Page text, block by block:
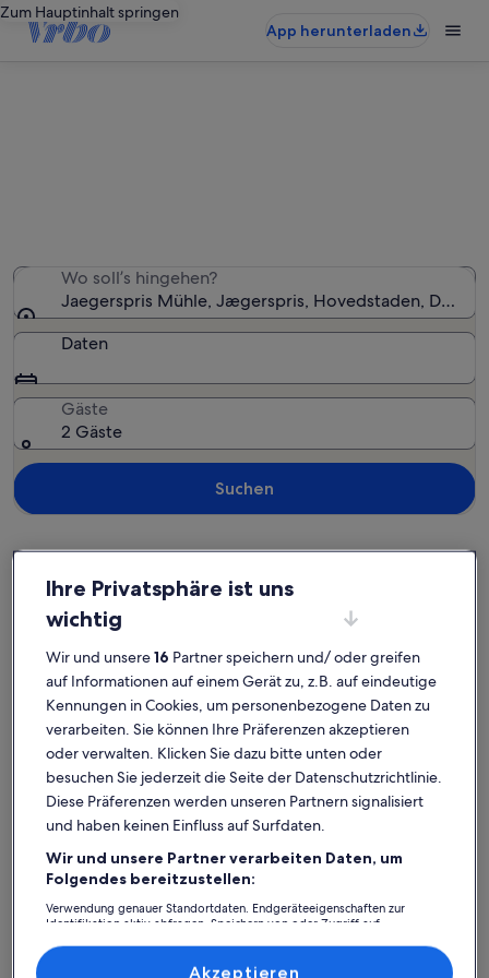
Zum Hauptinhalt springen
App herunterladen
Wo soll’s hingehen?
Jaegerspris Mühle, Jægerspris, Hovedstaden,
Daten
Gäste
2 Gäste
Suchen
Jægerspris Ferienunterkünfte nahe Jaegerspris Mühle
Stöbere in unserer Auswahl an privaten Ferienunterkünften nahe
Jaegerspris Mühle, in denen du dich ganz wie zu Hause fühlen
kannst. Ganz gleich, ob du mit Freunden, Familie oder Haustieren
unterwegs bist, Ferienunterkünfte erwarten dich und deine Lieben
mit Annehmlichkeiten, die keine Wünsche offenlassen. Dazu
gehören zum Beispiel WLAN und ein Pool. Und auch wenn du nach
Raucheroptionen oder barrierearmen Optionen suchst, wirst du das
finden, was dir vorschwebt.
Finde Unterkünfte ganz nach deinem
Geschmack
Suche nach FerienhäusernSuche nach Ferienwohnungen oder
Suche nach
Ihre Privatsphäre ist uns
wichtig
Wir und unsere16 Partner speichern und/ oder greifen
auf Informationen auf einem Gerät zu, z.B. auf eindeutige
Kennungen in Cookies, um personenbezogene Daten zu
verarbeiten. Sie können Ihre Präferenzen akzeptieren
oder verwalten. Klicken Sie dazu bitte unten oder
besuchen Sie jederzeit die Seite der Datenschutzrichtlinie.
Diese Präferenzen werden unseren Partnern signalisiert
und haben keinen Einfluss auf Surfdaten.
Wir und unsere Partner verarbeiten Daten, um
Folgendes bereitzustellen:
Verwendung genauer Standortdaten. Endgeräteeigenschaften zur
Identifikation aktiv abfragen. Speichern von oder Zugriff auf
Inhalte, Messung von Werbeleistung und der Performance von Inhalten,
Zielgruppenforschung sowie Entwicklung und Verbesserung von
Akzeptieren